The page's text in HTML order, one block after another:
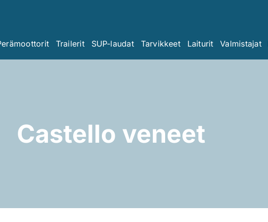
Trailerit SUP-laudat Tarvikkeet Laiturit Valmistajat
Castello veneet